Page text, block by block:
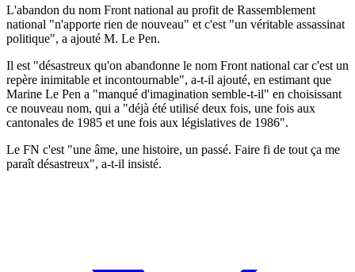
L'abandon du nom Front national au profit de Rassemblement
national "n'apporte rien de nouveau" et c'est "un véritable assassinat
politique", a ajouté M. Le Pen.
Il est "désastreux qu'on abandonne le nom Front national car c'est un
repère inimitable et incontournable", a-t-il ajouté, en estimant que
Marine Le Pen a "manqué d'imagination semble-t-il" en choisissant
ce nouveau nom, qui a "déjà été utilisé deux fois, une fois aux
cantonales de 1985 et une fois aux législatives de 1986".
Le FN c'est "une âme, une histoire, un passé. Faire fi de tout ça me
paraît désastreux", a-t-il insisté.